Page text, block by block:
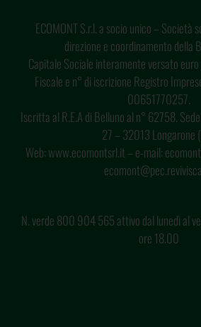
ECOMONT S.r.l. a socio unico – Società
direzione e coordinamento della
Capitale Sociale interamente versato
Fiscale e n° di iscrizione Registro
00651770257.
Iscritta al R.E.A di Belluno al n° 62758.
27 – 32013 Longarone
Web: www.ecomontsrl.it – e-mail:
N. verde 800 904 565 attivo dal lunedì al
ore 18.00